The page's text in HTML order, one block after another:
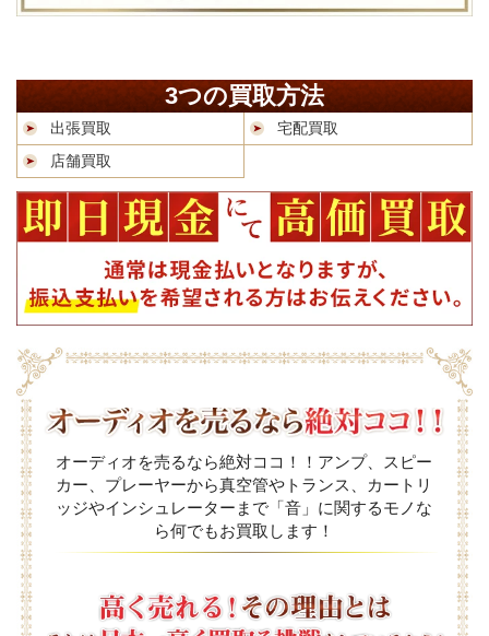
3つの買取方法
出張買取
宅配買取
店舗買取
オーディオを売るなら絶対ココ！！アンプ、スピー
カー、プレーヤーから真空管やトランス、カートリ
ッジやインシュレーターまで「音」に関するモノな
ら何でもお買取します！